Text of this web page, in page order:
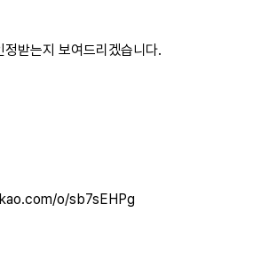
받는지 보여드리겠습니다.
o/sb7sEHPg